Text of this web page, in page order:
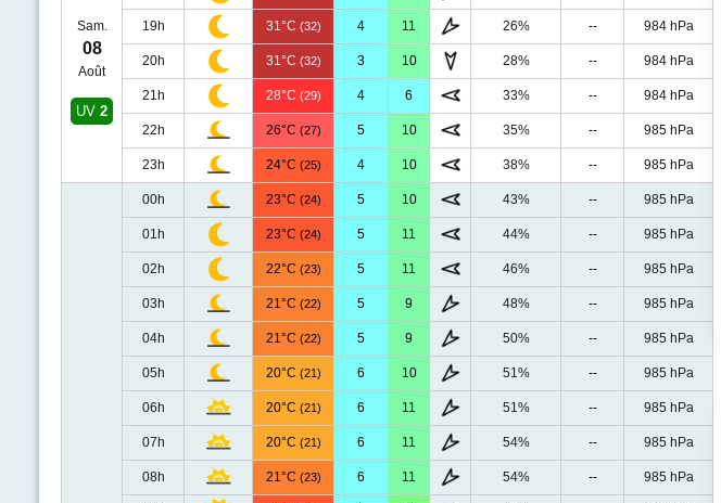
Sam.
08
Août
UV 2
19h 31°C (32) 4 11 26% -- 984 hPa
20h 31°C (32) 3 10 28% -- 984 hPa
21h 28°C (29) 4 6 33% -- 984 hPa
22h 26°C (27) 5 10 35% -- 985 hPa
23h 24°C (25) 4 10 38% -- 985 hPa
00h 23°C (24) 5 10 43% -- 985 hPa
01h 23°C (24) 5 11 44% -- 985 hPa
02h 22°C (23) 5 11 46% -- 985 hPa
03h 21°C (22) 5 9 48% -- 985 hPa
04h 21°C (22) 5 9 50% -- 985 hPa
05h 20°C (21) 6 10 51% -- 985 hPa
06h 20°C (21) 6 11 51% -- 985 hPa
07h 20°C (21) 6 11 54% -- 985 hPa
08h 21°C (23) 6 11 54% -- 985 hPa